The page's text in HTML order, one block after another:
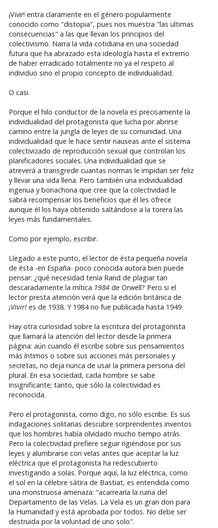
¡Vivir! entra claramente en el género popularmente
conocido como "distopia", pues nos muestra "las ultimas
consecuencias" a las que llevan los principios del
colectivismo. Narra la vida cotidiana en una sociedad
futura que ha abrazado esta ideología hasta el extremo
de haber erradicado totalmente no ya el respeto al
individuo sino el propio concepto de individualidad.
O casi.
Porque el hilo conductor de la novela es precisamente la
individualidad del protagonista que lucha por abrirse
camino entre la jungla de leyes de su comunidad. Una
individualidad que le hace sentir nauseas ante el sistema
colectivizado de reproducción sexual que controlan los
planificadores sociales. Una individualidad que se
atreverá a transgredir cuantas normas le impidan ser feliz
y llevar una vida llena. Pero también una individualidad
ingenua y bonachona que cree que la colectividad le
sabrá recompensar los beneficios que él les ofrece
aunque él los haya obtenido saltándose a la torera las
leyes más fundamentales.
Como por ejemplo, escribir.
Llegado a este punto, el lector de ésta pequeña novela
de ésta -en España- poco conocida autora bien puede
pensar: ¿qué necesidad tenía Rand de plagiar tan
descaradamente la mítica 1984de Orwell? Pero si el
lector presta atención verá que la edición británica de
¡Vivir!es de 1938. Y 1984 no fue publicada hasta 1949.
Hay otra curiosidad sobre la escritura del protagonista
que llamará la atención del lector desde la primera
página: aún cuando él escribe sobre sus pensamientos
más íntimos o sobre sus acciones más personales y
secretas, no deja nunca de usar la primera persona del
plural. En esa sociedad, cada hombre se sabe
insignificante; tanto, que sólo la colectividad es
reconocida.
Pero el protagonista, como digo, no sólo escribe. Es sus
indagaciones solitarias descubre sorprendentes inventos
que los hombres había olvidado mucho tiempo atrás.
Pero la colectividad prefiere seguir rigiéndose por sus
leyes y alumbrarse con velas antes que aceptar la luz
eléctrica que el protagonista ha redescubierto
investigando a solas. Porque aquí, la luz eléctrica, como
el sol en la célebre sátira de Bastiat, es entendida como
una monstruosa amenaza: "acarrearía la ruina del
Departamento de las Velas. La Vela es un gran don para
la Humanidad y está aprobada por todos. No debe ser
destruida por la voluntad de uno solo".